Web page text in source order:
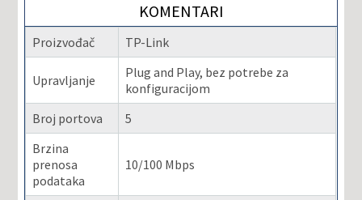
KOMENTARI
Proizvođač TP-Link
Upravljanje
Plug and Play, bez potrebe za
konfiguracijom
Broj portova
5
Brzina
prenosa
podataka
10/100 Mbps